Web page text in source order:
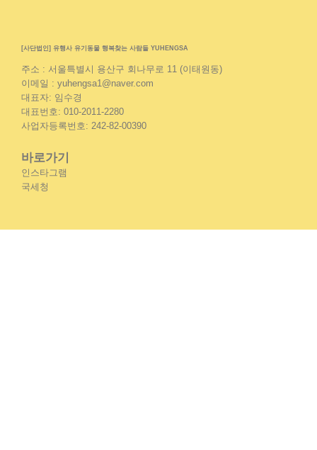
[사단법인] 유행사 유기동물 행복찾는 사람들 YUHENGSA
주소 : 서울특별시 용산구 회나무로 11 (이태원동)
이메일 : yuhengsa1@naver.com
대표자: 임수경
대표번호: 010-2011-2280
사업자등록번호: 242-82-00390
바로가기
인스타그램
국세청